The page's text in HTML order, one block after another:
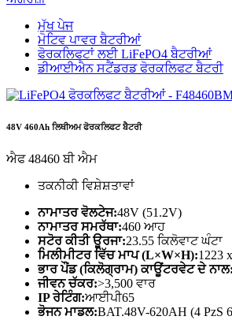
ਮੁੱਖ ਪੇਜ
ਮੋਟਿਵ ਪਾਵਰ ਬੈਟਰੀਆਂ
ਫੋਰਕਲਿਫਟਾਂ ਲਈ LiFePO4 ਬੈਟਰੀਆਂ
ਡੀਆਈਐਨ ਸਟੈਂਡਰਡ ਫੋਰਕਲਿਫਟ ਬੈਟਰੀ
48V 460Ah ਲਿਥੀਅਮ ਫੋਰਕਲਿਫਟ ਬੈਟਰੀ
ਐਫ 48460 ਬੀ ਐਮ
ਤਕਨੀਕੀ ਵਿਸ਼ੇਸ਼ਤਾਵਾਂ
ਨਾਮਾਤਰ ਵੋਲਟੇਜ:48V (51.2V)
ਨਾਮਾਤਰ ਸਮਰੱਥਾ:460 ਆਹ
ਸਟੋਰ ਕੀਤੀ ਊਰਜਾ:23.55 ਕਿਲੋਵਾਟ ਘੰਟਾ
ਮਿਲੀਮੀਟਰ ਵਿੱਚ ਮਾਪ (L×W×H):1223
ਭਾਰ ਪੌਂਡ (ਕਿਲੋਗ੍ਰਾਮ) ਕਾਊਂਟਰਵੇਟ ਦੇ ਨਾਲ:
ਜੀਵਨ ਚੱਕਰ:>3,500 ਵਾਰ
IP ਰੇਟਿੰਗ:ਆਈਪੀ65
ਭੋਜਨ ਮਾਡਲ:BAT.48V-620AH (4 PzS